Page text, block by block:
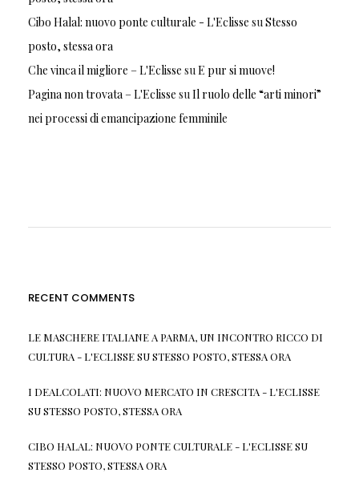
Cibo Halal: nuovo ponte culturale - L'Eclisse suStesso
posto, stessa ora
Che vinca il migliore – L'Eclisse suE pur si muove!
Pagina non trovata – L'Eclisse suIl ruolo delle “arti minori”
nei processi di emancipazione femminile
RECENT COMMENTS
LE MASCHERE ITALIANE A PARMA, UN INCONTRO RICCO DI
CULTURA - L'ECLISSESUSTESSO POSTO, STESSA ORA
I DEALCOLATI: NUOVO MERCATO IN CRESCITA - L'ECLISSE
SUSTESSO POSTO, STESSA ORA
CIBO HALAL: NUOVO PONTE CULTURALE - L'ECLISSESU
STESSO POSTO, STESSA ORA